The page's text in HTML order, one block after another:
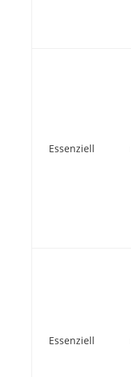
Essenziell
Essenziell